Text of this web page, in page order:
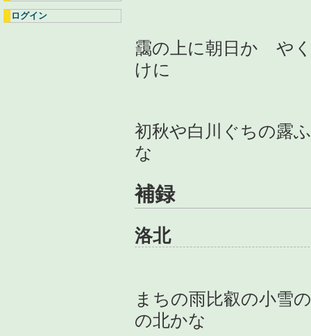
ログイン
靄の上に朝日かゞや
けに
初秋や白川ぐちの露
な
補録
洛北
まちの雨比叡の小雪
の北かな